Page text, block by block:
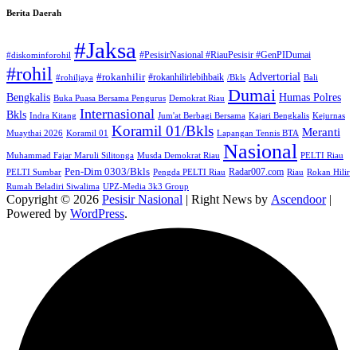
Berita Daerah
#diskominforohil #Jaksa #PesisirNasional #RiauPesisir #GenPIDumai
#rohil #rohiljaya #rokanhilir #rokanhilirlebihbaik /Bkls Advertorial Bali
Bengkalis Buka Puasa Bersama Pengurus Demokrat Riau Dumai Humas Polres
Bkls Indra Kitang Internasional Jum'at Berbagi Bersama Kajari Bengkalis Kejurnas
Muaythai 2026 Koramil 01 Koramil 01/Bkls Lapangan Tennis BTA Meranti
Muhammad Fajar Maruli Silitonga Musda Demokrat Riau Nasional PELTI Riau
PELTI Sumbar Pen-Dim 0303/Bkls Pengda PELTI Riau Radar007.com Riau Rokan Hilir
Rumah Beladiri Siwalima UPZ-Media 3k3 Group
Copyright © 2026 Pesisir Nasional | Right News by Ascendoor|
Powered by WordPress.